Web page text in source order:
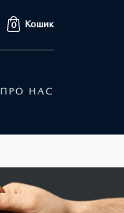
0 Кошик
ПРО НАС